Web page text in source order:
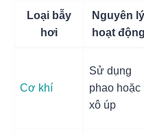
Loại bẫy
hơi
Nguyên lý
hoạt động
Cơ khí
Sử dụng
phao hoặc
xô úp